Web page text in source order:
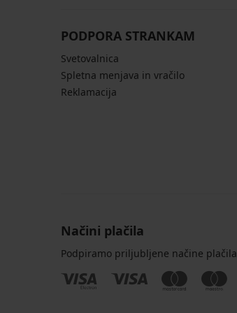
PODPORA STRANKAM
Svetovalnica
Spletna menjava in vračilo
Reklamacija
Načini plačila
Podpiramo priljubljene načine plačila